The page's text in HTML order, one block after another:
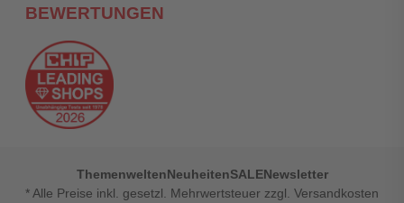
BEWERTUNGEN
ThemenweltenNeuheitenSALENewsletter
* Alle Preise inkl. gesetzl. Mehrwertsteuer zzgl. Versandkosten